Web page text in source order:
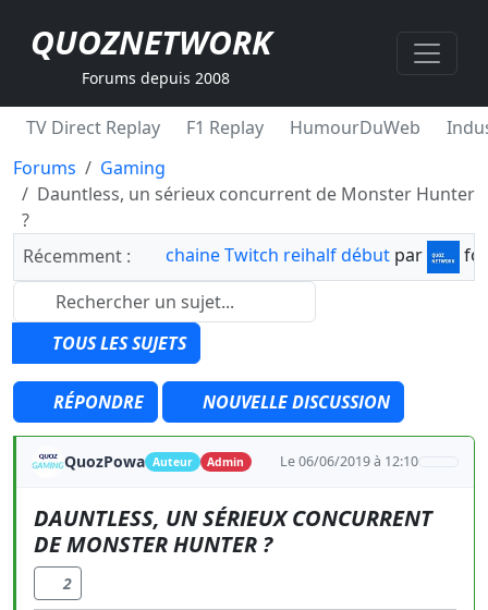
QUOZNETWORK
Forums depuis 2008
TV Direct Replay F1 Replay HumourDuWeb
Forums
Gaming
Dauntless, un sérieux concurrent de Monster Hunter
?
Récemment :
chaine Twitch reihalf début par
TOUS LES SUJETS
RÉPONDRE NOUVELLE DISCUSSION
QuozPowa Auteur Admin Le 06/06/2019 à 12:10
DAUNTLESS, UN SÉRIEUX CONCURRENT
DE MONSTER HUNTER ?
2